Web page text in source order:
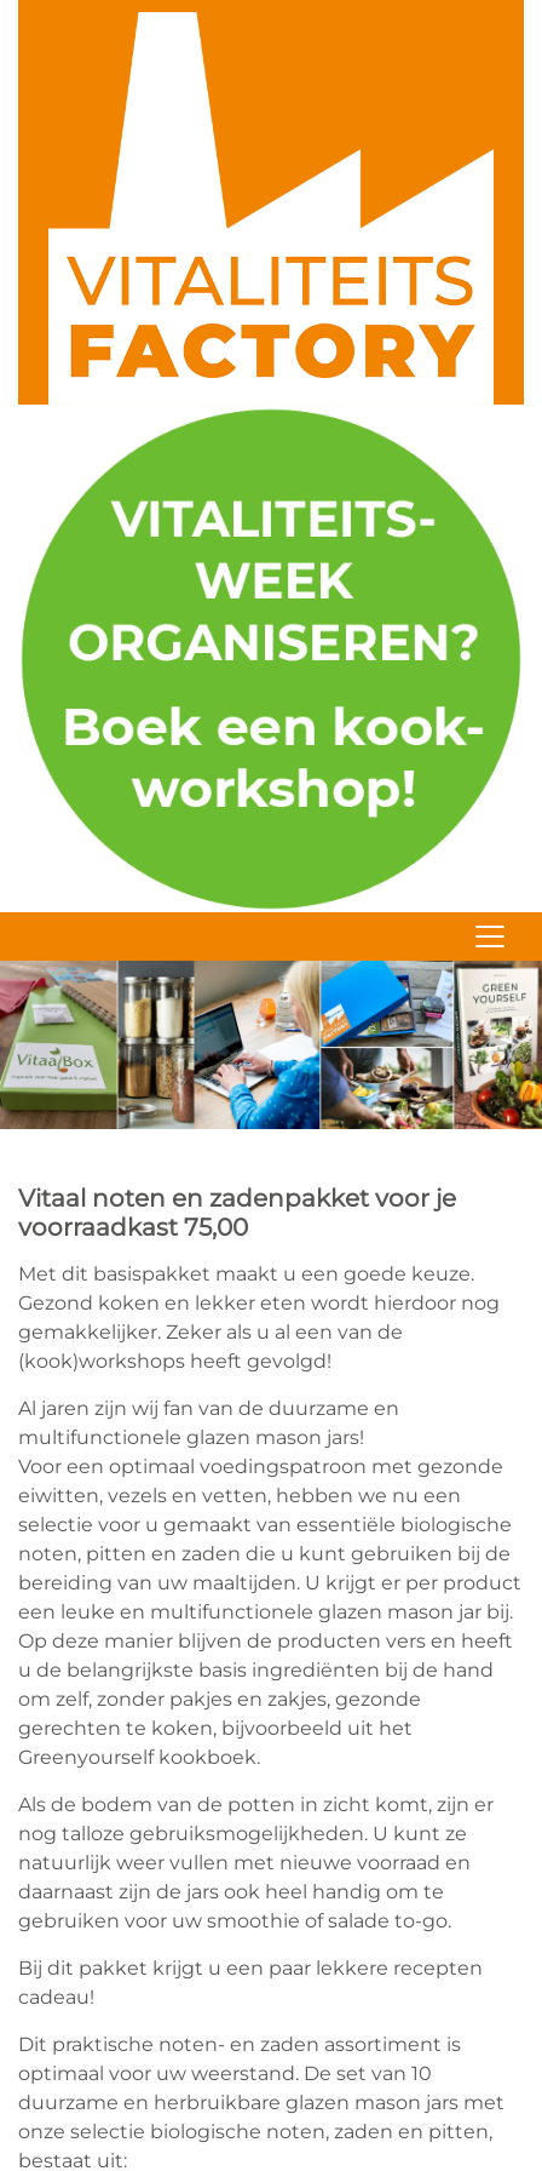
Vitaal noten en zadenpakket voor je
voorraadkast 75,00
Met dit basispakket maakt u een goede keuze.
Gezond koken en lekker eten wordt hierdoor nog
gemakkelijker. Zeker als u al een van de
(kook)workshops heeft gevolgd!
Al jaren zijn wij fan van de duurzame en
multifunctionele glazen mason jars!
Voor een optimaal voedingspatroon met gezonde
eiwitten, vezels en vetten, hebben we nu een
selectie voor u gemaakt van essentiële biologische
noten, pitten en zaden die u kunt gebruiken bij de
bereiding van uw maaltijden. U krijgt er per product
een leuke en multifunctionele glazen mason jar bij.
Op deze manier blijven de producten vers en heeft
u de belangrijkste basis ingrediënten bij de hand
om zelf, zonder pakjes en zakjes, gezonde
gerechten te koken, bijvoorbeeld uit het
Greenyourself kookboek.
Als de bodem van de potten in zicht komt, zijn er
nog talloze gebruiksmogelijkheden. U kunt ze
natuurlijk weer vullen met nieuwe voorraad en
daarnaast zijn de jars ook heel handig om te
gebruiken voor uw smoothie of salade to-go.
Bij dit pakket krijgt u een paar lekkere recepten
cadeau!
Dit praktische noten- en zaden assortiment is
optimaal voor uw weerstand. De set van 10
duurzame en herbruikbare glazen mason jars met
onze selectie biologische noten, zaden en pitten,
bestaat uit: